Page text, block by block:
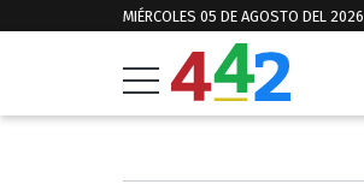
MIÉRCOLES 05 DE AGOSTO DEL 2026